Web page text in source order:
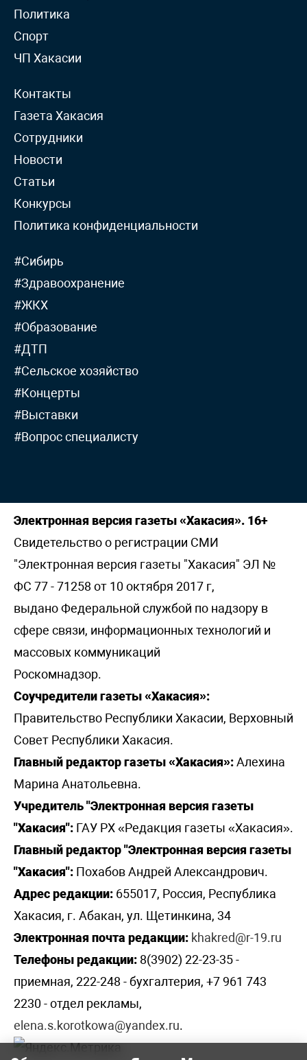
Политика
Спорт
ЧП Хакасии
Контакты
Газета Хакасия
Сотрудники
Новости
Статьи
Конкурсы
Политика конфиденциальности
#Сибирь
#Здравоохранение
#ЖКХ
#Образование
#ДТП
#Сельское хозяйство
#Концерты
#Выставки
#Вопрос специалисту
Электронная версия газеты «Хакасия». 16+
Свидетельство о регистрации СМИ
"Электронная версия газеты "Хакасия" ЭЛ №
ФС 77 - 71258 от 10 октября 2017 г,
выдано Федеральной службой по надзору в
сфере связи, информационных технологий и
массовых коммуникаций
Роскомнадзор.
Соучредители газеты «Хакасия»:
Правительство Республики Хакасии, Верховный
Совет Республики Хакасия.
Главный редактор газеты «Хакасия»:Алехина
Марина Анатольевна.
Учредитель "Электронная версия газеты
"Хакасия": ГАУ РХ «Редакция газеты «Хакасия».
Главный редактор "Электронная версия газеты
"Хакасия": Похабов Андрей Александрович.
Адрес редакции: 655017, Россия, Республика
Хакасия, г. Абакан, ул. Щетинкина, 34
Электронная почта редакции: khakred@r-19.ru
Телефоны редакции: 8(3902) 22-23-35 -
приемная, 222-248 - бухгалтерия, +7 961 743
2230 - отдел рекламы,
elena.s.korotkowa@yandex.ru.